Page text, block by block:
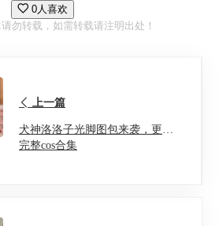
0人喜欢
勿转载，如需转载请注明出处！
上一篇
犬神洛洛子光脚图包来袭，更新
完整cos合集